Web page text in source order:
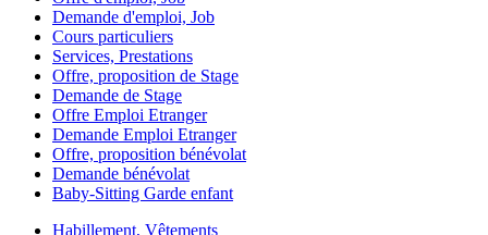
Demande d'emploi, Job
Cours particuliers
Services, Prestations
Offre, proposition de Stage
Demande de Stage
Offre Emploi Etranger
Demande Emploi Etranger
Offre, proposition bénévolat
Demande bénévolat
Baby-Sitting Garde enfant
Habillement, Vêtements